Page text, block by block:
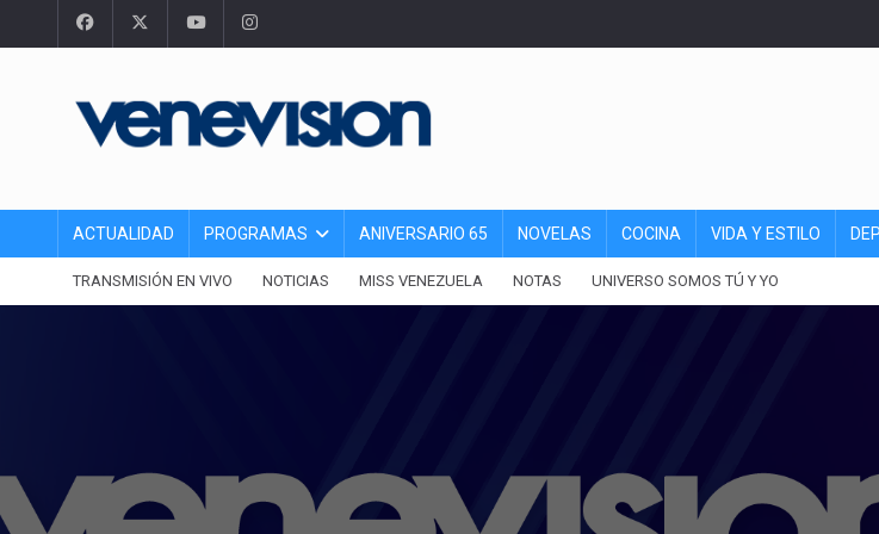
ACTUALIDAD PROGRAMAS ANIVERSARIO 65 NOVELAS COCINA VIDA Y ESTILO
TRANSMISIÓN EN VIVO NOTICIAS MISS VENEZUELA NOTAS UNIVERSO SOMOS TÚ Y YO